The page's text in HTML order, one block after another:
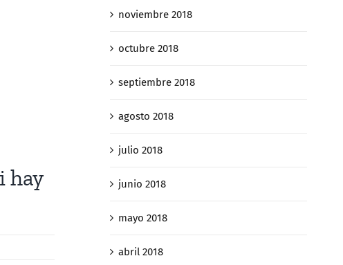
hay
noviembre 2018
octubre 2018
septiembre 2018
agosto 2018
julio 2018
junio 2018
mayo 2018
abril 2018